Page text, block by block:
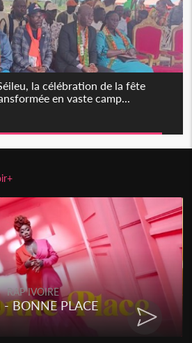
la célébration de la fête
en vaste camp...
RAP IVOIRE
BARAKISSA - DOS DE
CHAT